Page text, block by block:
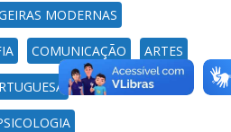
MODERNAS
COMUNICAÇÃO ARTES